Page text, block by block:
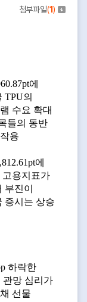
첨부파일(1)
에
TPU의
수요 확대
들의 동반
용
에
고용지표가
진이
증시는 상승
하락한
관망 심리가
선물